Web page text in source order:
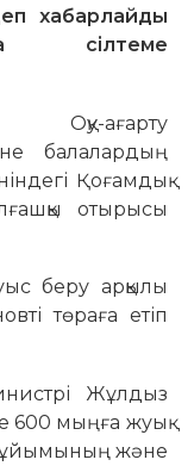
хабарлайды
сілтеме
ағарту
балалардың
Қоғамдық
отырысы
беру арқылы
төраға етіп
Жұлдыз
600 мыңға жуық
ұйымының және